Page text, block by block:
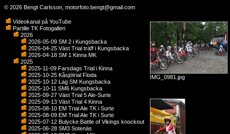
© 2026 Bengt Carlsson, motorfoto.bengt@gmail.com
Videokanal på YouTube
Partille TK Fotogalleri
2026
2026-05-09 SM 2 i Kungsbacka
2026-04-25 Väst Trial träff i Kungsbacka
2026-04-18 SM 1 Kinna MK
2025
2025-11-09 Farsdags Trial i Kinna
2025-10-25 Kåsjötrial Floda
2025-10-12 Lag SM Kungsbacka
2025-10-11 SM6 Kungsbacka
2025-09-27 Väst Trial 5 Ale-Surte
2025-09-13 Väst Trial 4 Kinna
2025-08-10 EM Trial Ale TK i Surte
2025-08-09 EM Trial Ale TK i Surte
2025-07-12 Bulycke Battle of Vikings knockout
2025-06-28 SM3 Sotenäs
IMG_0981.jpg